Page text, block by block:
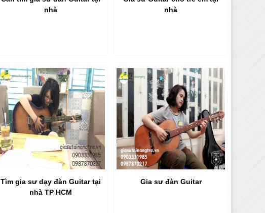
nhà
nhà
Tìm gia sư dạy đàn Guitar tại
nhà TP HCM
Gia sư đàn Guitar